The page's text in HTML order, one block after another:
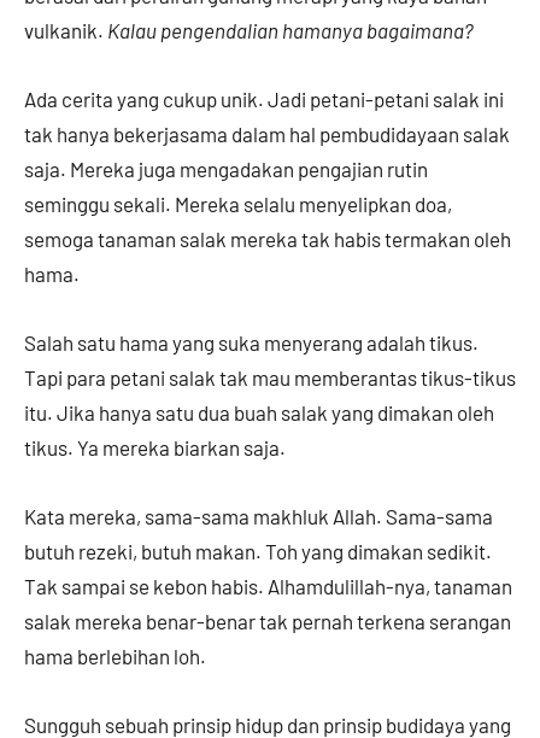
vulkanik. Kalau pengendalian hamanya bagaimana?
Ada cerita yang cukup unik. Jadi petani-petani salak ini
tak hanya bekerjasama dalam hal pembudidayaan salak
saja. Mereka juga mengadakan pengajian rutin
seminggu sekali. Mereka selalu menyelipkan doa,
semoga tanaman salak mereka tak habis termakan oleh
hama.
Salah satu hama yang suka menyerang adalah tikus.
Tapi para petani salak tak mau memberantas tikus-tikus
itu. Jika hanya satu dua buah salak yang dimakan oleh
tikus. Ya mereka biarkan saja.
Kata mereka, sama-sama makhluk Allah. Sama-sama
butuh rezeki, butuh makan. Toh yang dimakan sedikit.
Tak sampai se kebon habis. Alhamdulillah-nya, tanaman
salak mereka benar-benar tak pernah terkena serangan
hama berlebihan loh.
Sungguh sebuah prinsip hidup dan prinsip budidaya yang